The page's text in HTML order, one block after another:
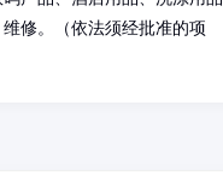
修。（依法须经批准的项